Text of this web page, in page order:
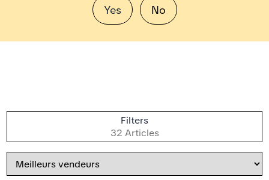
Yes No
Filters
32 Articles
Trier
par